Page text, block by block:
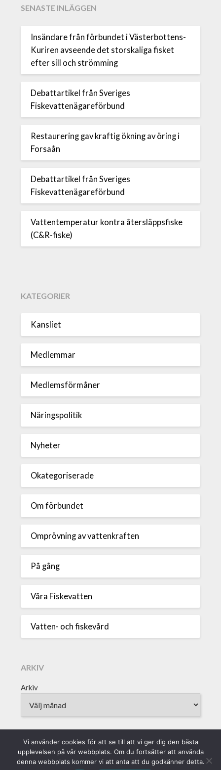
SENASTE INLÄGGEN
Insändare från förbundet i Västerbottens-
Kuriren avseende det storskaliga fisket
efter sill och strömming
Debattartikel från Sveriges
Fiskevattenägareförbund
Restaurering gav kraftig ökning av öring i
Forsaån
Debattartikel från Sveriges
Fiskevattenägareförbund
Vattentemperatur kontra återsläppsfiske
(C&R-fiske)
KATEGORIER
Kansliet
Medlemmar
Medlemsförmåner
Näringspolitik
Nyheter
Okategoriserade
Om förbundet
Omprövning av vattenkraften
På gång
Våra Fiskevatten
Vatten- och fiskevård
ARKIV
Arkiv
Sveriges Fiskevattenägareförbund • Borgmästaregatan 9, 371 15
Vi använder cookies för att se till att vi ger dig den bästa
upplevelsen på vår webbplats. Om du fortsätter att använda
denna webbplats kommer vi att anta att du godkänner detta.